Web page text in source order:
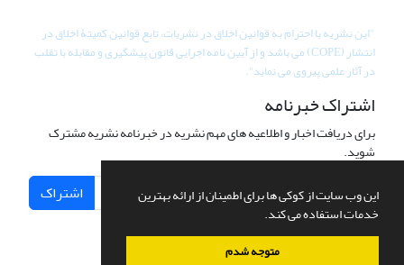
این وب سایت از کوکی ها برای اطمینان از ارائه بهترین
خدمات استفاده می کند.
متوجه شدم
"این نشریه با احترام به قوانین اخلاق در نشریات، تابع قوانین کمیتۀ اخلاق در
انتشار (COPE) می باشد و از آیین نامه اجرایی قانون پیشگیری و مقابله با تقلب
در آثار علمی پیروی می نماید".
اشتراک خبرنامه
برای دریافت اخبار و اطلاعیه های مهم نشریه در خبرنامه نشریه مشترک
شوید.
اشتراک